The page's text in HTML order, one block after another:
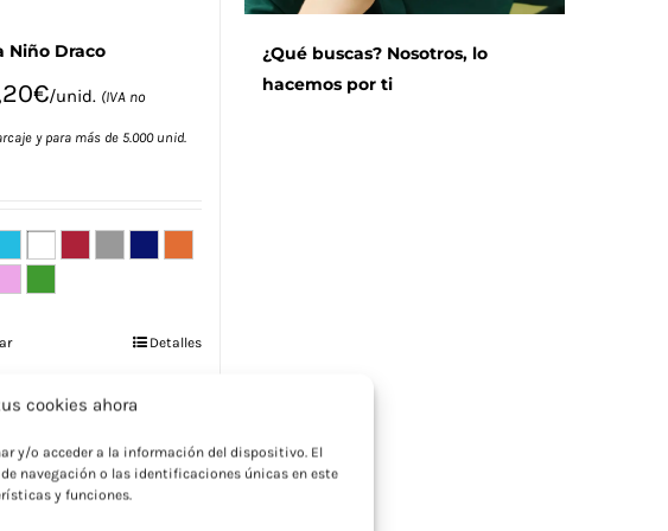
cookies ahora
y/o acceder a la información del dispositivo. El
navegación o las identificaciones únicas en este
y funciones.
Niño Draco
€/unid. (IVA no
y para más de 5.000 unid.
tiene
variantes.
Las
opciones
Detalles
¿Qué buscas? Nosotros, lo
hacemos por ti